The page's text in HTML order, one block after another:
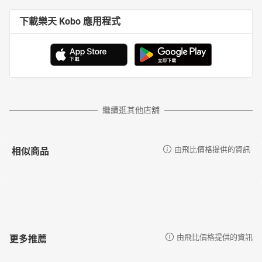
下載樂天 Kobo 應用程式
繼續逛其他店舖
相似商品 由飛比價格提供的資訊
更多推薦 由飛比價格提供的資訊